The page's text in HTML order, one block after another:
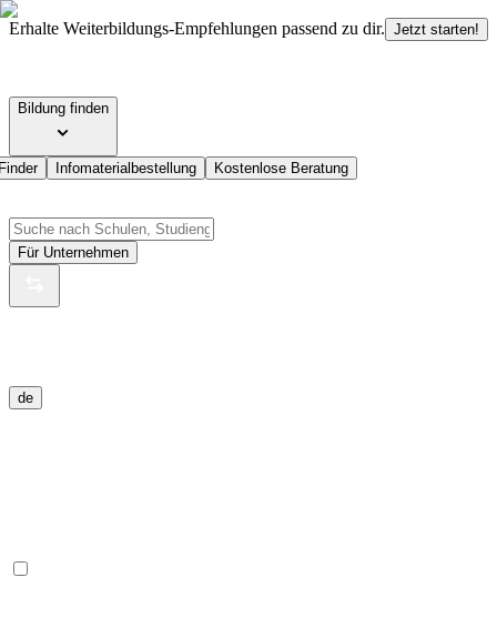
Erhalte Weiterbildungs-Empfehlungen passend zu dir. Jetzt starten!
Bildung finden
Infomaterialbestellung Kostenlose Beratung
Für Unternehmen
de